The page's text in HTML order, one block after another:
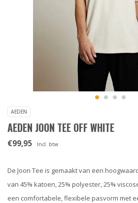
AEDEN
AEDEN JOON TEE OFF WHITE
€99,95 Incl. btw
De Joon Tee is gemaakt van een
van 45% katoen, 25% polyester, 25%
een comfortabele, flexibele pasvorm met